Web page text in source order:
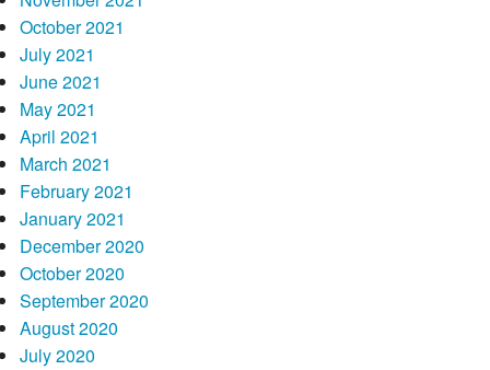
October 2021
July 2021
June 2021
May 2021
April 2021
March 2021
February 2021
January 2021
December 2020
October 2020
September 2020
August 2020
July 2020